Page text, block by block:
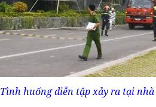
Tình huống diễn tập xảy ra tại